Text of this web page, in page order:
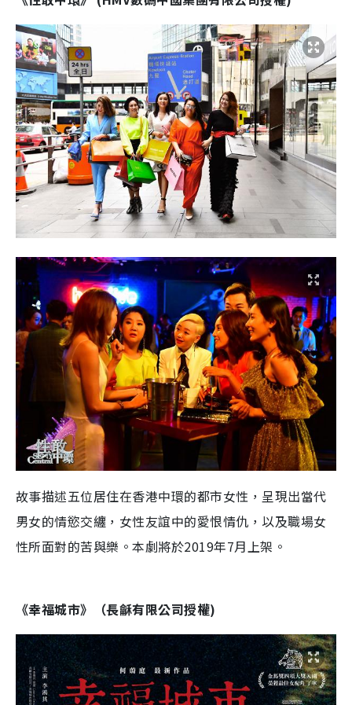
故事描述五位居住在香港中環的都市女性，呈現出當代
男女的情慾交纏，女性友誼中的愛恨情仇，以及職場女
性所面對的苦與樂。本劇將於2019年7月上架。
《幸福城市》（長龢有限公司授權)